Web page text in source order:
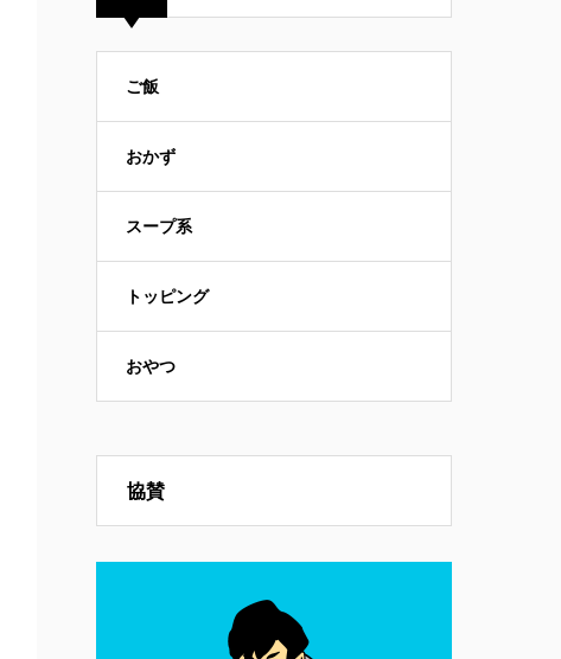
ご飯
おかず
スープ系
トッピング
おやつ
協賛